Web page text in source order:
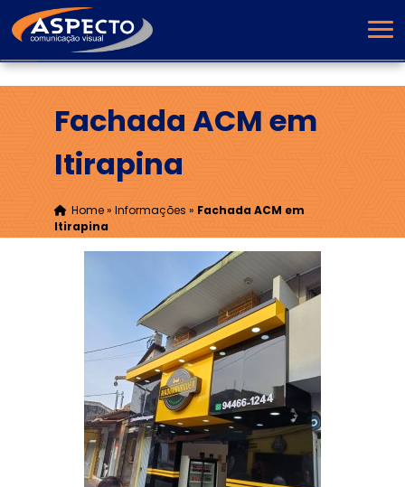
Fachada ACM em
Itirapina
Home» Informações » Fachada ACM em
Itirapina